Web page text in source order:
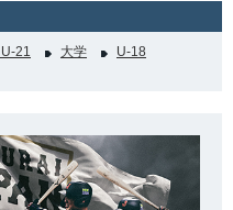
21 大学
U-18